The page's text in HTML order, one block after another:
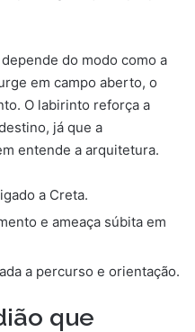
do modo como a
em campo aberto, o
O labirinto reforça a
já que a
entende a arquitetura.
a Creta.
e ameaça súbita em
a percurso e orientação.
que